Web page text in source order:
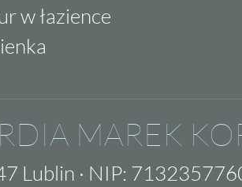
w łazience
MAREK
Lublin · NIP: